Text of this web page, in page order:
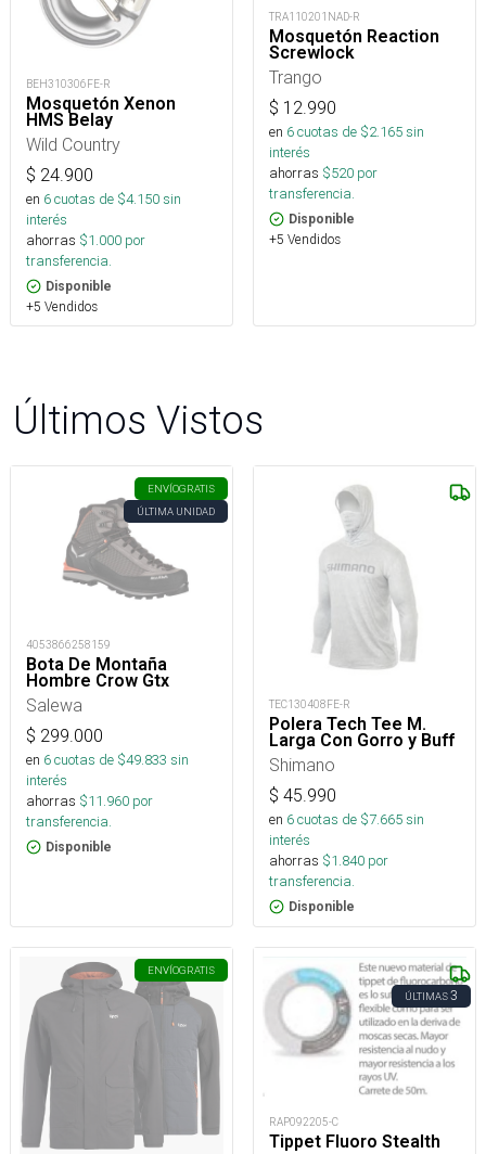
BEH310306FE-R
Mosquetón Xenon
HMS Belay
Wild Country
$ 24.900
en 6cuotas de $4.150sin
interés
ahorras $1.000 por
transferencia.
Disponible
+5 Vendidos
TRA110201NAD-R
Mosquetón Reaction
Screwlock
Trango
$ 12.990
en 6cuotas de $2.165sin
interés
ahorras $520 por
transferencia.
Disponible
+5 Vendidos
Últimos Vistos
ENVÍOGRATIS
ÚLTIMA UNIDAD
4053866258159
Bota De Montaña
Hombre Crow Gtx
Salewa
$ 299.000
en 6cuotas de $49.833 sin
interés
ahorras $11.960 por
transferencia.
Disponible
TEC130408FE-R
Polera Tech Tee M.
Larga Con Gorro y Buff
Shimano
$ 45.990
en 6cuotas de $7.665sin
interés
ahorras $1.840 por
transferencia.
Disponible
ENVÍOGRATIS
ÚLTIMAS3
RAP092205-C
Tippet Fluoro Stealth